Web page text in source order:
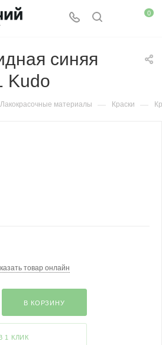
0
синяя
Kudo
Лакокрасочные материалы — Краски —
товар онлайн
В КОРЗИНУ
1 КЛИК